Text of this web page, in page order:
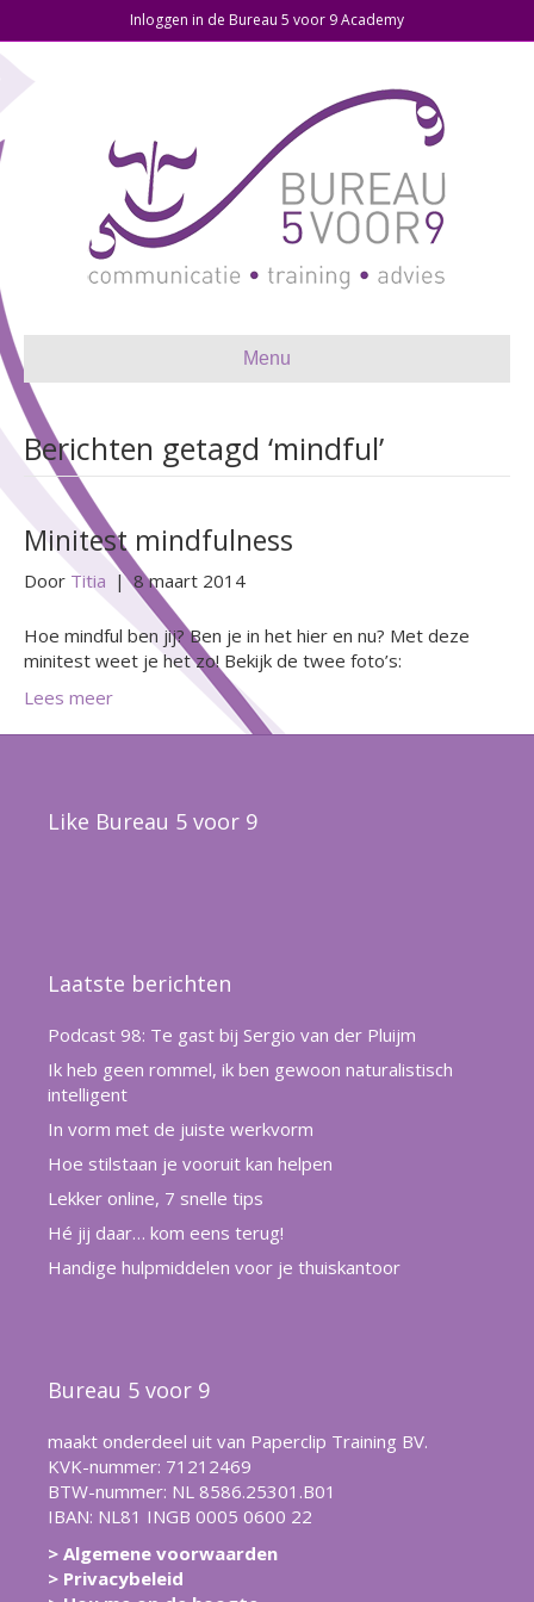
Inloggen in de Bureau 5 voor 9 Academy
Menu
Berichten getagd ‘mindful’
Minitest mindfulness
Door Titia |8 maart 2014
Hoe mindful ben jij? Ben je in het hier en nu? Met deze
minitest weet je het zo! Bekijk de twee foto’s:
Lees meer
Like Bureau 5 voor 9
Laatste berichten
Podcast 98: Te gast bij Sergio van der Pluijm
Ik heb geen rommel, ik ben gewoon naturalistisch
intelligent
In vorm met de juiste werkvorm
Hoe stilstaan je vooruit kan helpen
Lekker online, 7 snelle tips
Hé jij daar… kom eens terug!
Handige hulpmiddelen voor je thuiskantoor
Bureau 5 voor 9
maakt onderdeel uit van Paperclip Training BV.
KVK-nummer: 71212469
BTW-nummer: NL 8586.25301.B01
IBAN: NL81 INGB 0005 0600 22
> Algemene voorwaarden
> Privacybeleid